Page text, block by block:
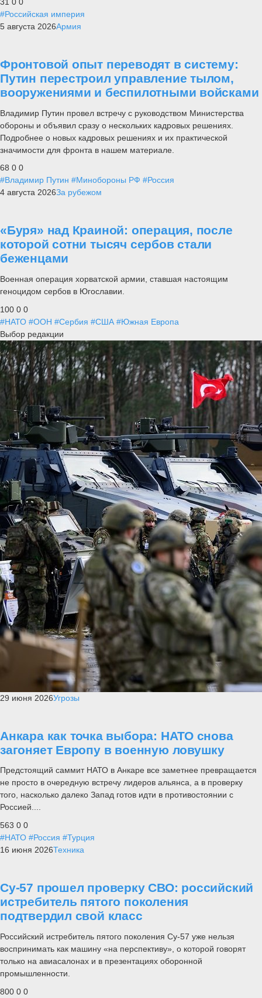
#Российская империя
5 августа 2026Армия
Фронтовой опыт переводят в систему:
Путин перестроил управление тылом,
вооружениями и беспилотными войсками
Владимир Путин провел встречу с руководством Министерства
обороны и объявил сразу о нескольких кадровых решениях.
Подробнее о новых кадровых решениях и их практической
значимости для фронта в нашем материале.
68 0 0
#Владимир Путин #Минобороны РФ #Россия
4 августа 2026За рубежом
«Буря» над Краиной: операция, после
которой сотни тысяч сербов стали
беженцами
Военная операция хорватской армии, ставшая настоящим
геноцидом сербов в Югославии.
100 0 0
#НАТО #ООН #Сербия #США #Южная Европа
Выбор редакции
29 июня 2026Угрозы
Анкара как точка выбора: НАТО снова
загоняет Европу в военную ловушку
Предстоящий саммит НАТО в Анкаре все заметнее превращается
не просто в очередную встречу лидеров альянса, а в проверку
того, насколько далеко Запад готов идти в противостоянии с
Россией....
563 0 0
#НАТО #Россия #Турция
16 июня 2026Техника
Су-57 прошел проверку СВО: российский
истребитель пятого поколения
подтвердил свой класс
Российский истребитель пятого поколения Су-57 уже нельзя
воспринимать как машину «на перспективу», о которой говорят
только на авиасалонах и в презентациях оборонной
промышленности.
800 0 0